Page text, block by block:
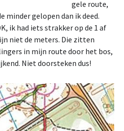
gele route,
minder gelopen dan ik deed.
ik had iets strakker op de 1 af
niet de meters. Die zitten
in mijn route door het bos,
Niet doorsteken dus!